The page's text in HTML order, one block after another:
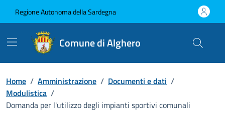
Regione Autonoma della Sardegna
Comune di Alghero
Home / Amministrazione / Documenti e dati /
Modulistica /
Domanda per l'utilizzo degli impianti sportivi comunali